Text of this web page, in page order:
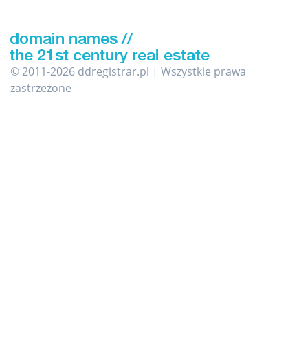
© 2011-2026 ddregistrar.pl | Wszystkie prawa
zastrzeżone